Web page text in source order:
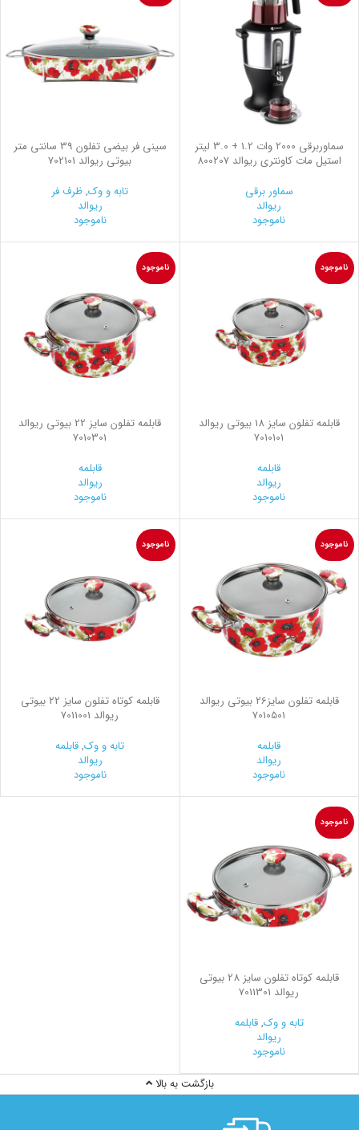
سماوربرقی 2000 وات 1.2 + 3.0 لیتر
استیل مات کاونتری ریوالد 800207
سماور برقی
ریوالد
ناموجود
سینی فر بیضی تفلون 39 سانتی متر
بیوتی ریوالد 702101
تابه و وک,ظرف فر
ریوالد
ناموجود
ناموجود
قابلمه تفلون سایز 18 بیوتی ریوالد
7010101
قابلمه
ریوالد
ناموجود
ناموجود
قابلمه تفلون سایز 22 بیوتی ریوالد
7010301
قابلمه
ریوالد
ناموجود
ناموجود
قابلمه تفلون سایز26 بیوتی ریوالد
7010501
قابلمه
ریوالد
ناموجود
ناموجود
قابلمه کوتاه تفلون سایز 22 بیوتی
ریوالد 7011001
تابه و وک,قابلمه
ریوالد
ناموجود
ناموجود
قابلمه کوتاه تفلون سایز 28 بیوتی
ریوالد 7011301
تابه و وک,قابلمه
ریوالد
ناموجود
بازگشت به بالا